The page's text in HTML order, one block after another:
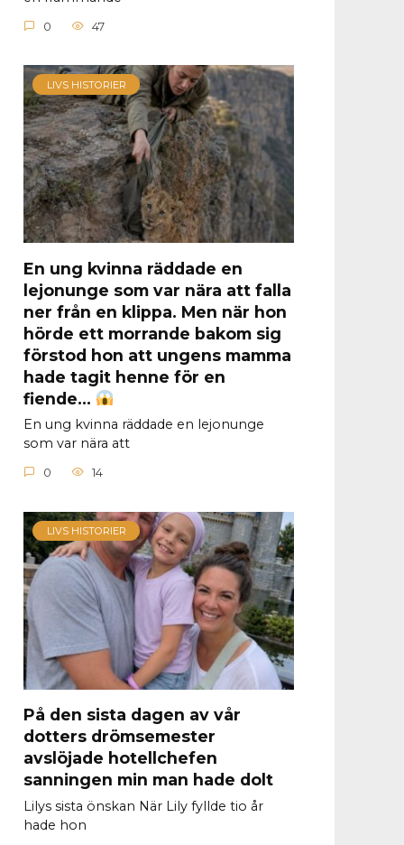
0 47
LIVS HISTORIER
En ung kvinna räddade en
lejonunge som var nära att falla
ner från en klippa. Men när hon
hörde ett morrande bakom sig
förstod hon att ungens mamma
hade tagit henne för en
fiende…
En ung kvinna räddade en lejonunge
som var nära att
0 14
LIVS HISTORIER
På den sista dagen av vår
dotters drömsemester
avslöjade hotellchefen
sanningen min man hade dolt
Lilys sista önskan När Lily fyllde tio år
hade hon